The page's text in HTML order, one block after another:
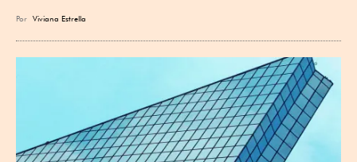
Por Viviana Estrella